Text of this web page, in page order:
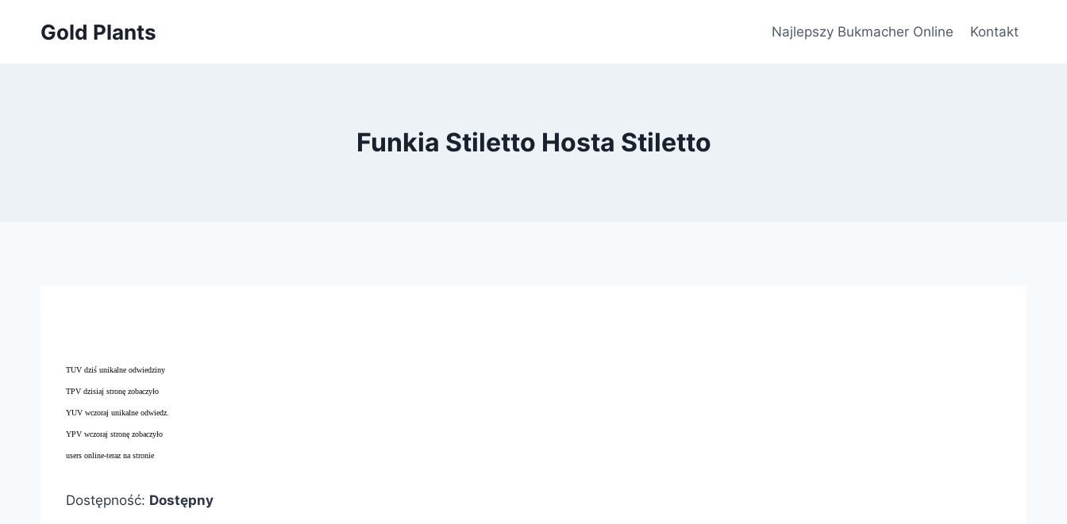
Gold Plants Najlepszy Bukmacher Online Kontakt
Funkia Stiletto Hosta Stiletto
TUV dziś unikalne odwiedziny
TPV dzisiaj stronę zobaczyło
YUV wczoraj unikalne odwiedz.
YPV wczoraj stronę zobaczyło
users online-teraz na stronie
Dostępność: Dostępny